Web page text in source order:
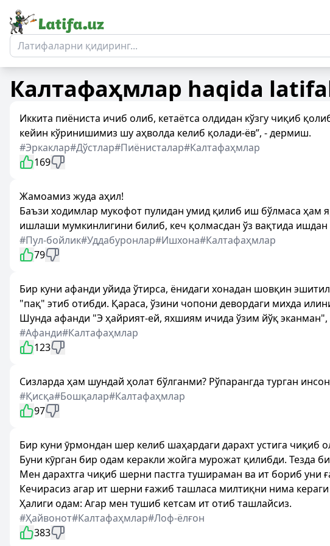
Калтафаҳмлар haqida
Иккита пиёниста ичиб олиб, кетаётса олдидан кўзгу чиқиб
кейин кўринишимиз шу аҳволда келиб қолади-ёв”, - дермиш.
#Эркаклар#Дўстлар#Пиёнисталар#Калтафаҳмлар
169
Жамоамиз жуда аҳил!
Баъзи ходимлар мукофот пулидан умид қилиб иш бўлмаса ҳам
ишлаши мумкинлигини билиб, кеч қолмасдан ўз вақтида
#Пул-бойлик#Уддабуронлар#Ишхона#Калтафаҳмлар
79
Бир куни афанди уйида ўтирса, ёнидаги хонадан шовқин
"пақ" этиб отибди. Қараса, ўзини чопони девордаги михда
Шунда афанди "Э ҳайрият-ей, яхшиям ичида ўзим йўқ эканман",
#Афанди#Калтафаҳмлар
123
Сизларда ҳам шундай ҳолат бўлганми? Рўпарангда турган
#Қисқа#Бошқалар#Калтафаҳмлар
97
Бир куни ӯрмондан шер келиб шаҳардаги дарахт устига чиқиб
Буни кӯрган бир одам керакли жойга мурожат қилибди. Тезда
Мен дарахтга чиқиб шерни пастга тушираман ва ит бориб
Кечирасиз агар ит шерни ғажиб ташласа милтиқни нима
Ҳалиги одам: Агар мен тушиб кетсам ит отиб ташлайсиз.
#Ҳайвонот#Калтафаҳмлар#Лоф-ёлғон
383